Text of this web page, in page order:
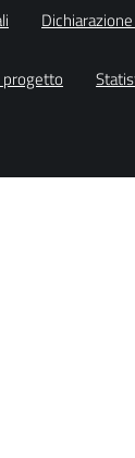
progetto